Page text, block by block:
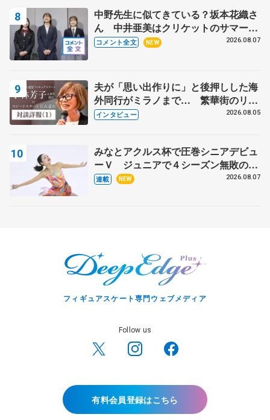
中野先生に似てきている？坂本花織さ
ん 中井亜美はクリケットのサマーキ
ャンプに 島田麻央はたくさん試合に
コメント全文 NEW 2026.08.07
夫が「思い出作りに」と後押しした海
外同行がミラノまで… 繁華街のリン
クでは不良のお兄さんも味方に 小林
インタビュー 2026.08.05
みなとアクルス杯で圧巻シニアデビュ
ーＶ ジュニアで４シーズン無敗の島
田麻央
連載 NEW 2026.08.07
フィギュアスケート専門ウェブメディア
Follow us
有料会員登録はこちら